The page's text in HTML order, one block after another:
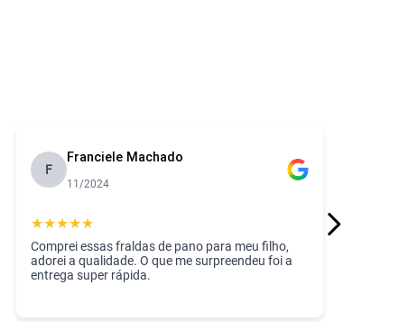
F
Franciele Machado
11/2024
★★★★★
Comprei essas fraldas de pano para meu filho,
adorei a qualidade. O que me surpreendeu foi a
entrega super rápida.